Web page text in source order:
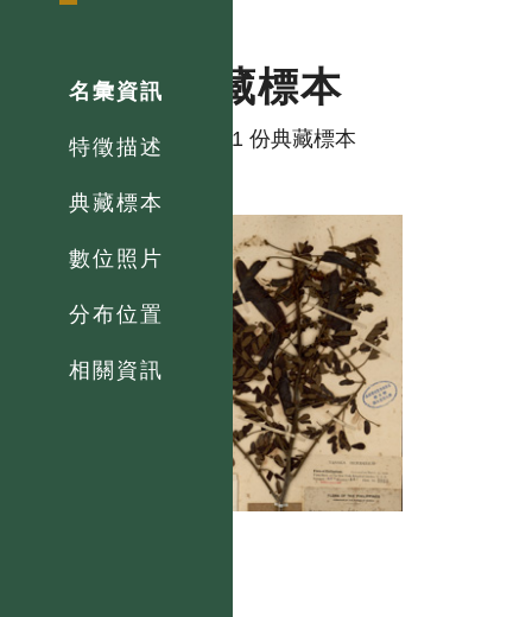
名彙資訊
特徵描述
典藏標本
數位照片
分布位置
相關資訊
典藏標本
共有 1 份典藏標本